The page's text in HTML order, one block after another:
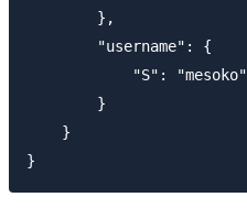
        },
        "username": {
            "S": "mesoko"
        }
    }